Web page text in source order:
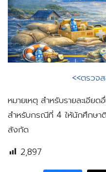
<<ตรวจ
หมายเหตุ สำหรับรายละเอีย
สำหรับกรณีที่ 4 ให้นักศึกษา
สังกัด
2,897